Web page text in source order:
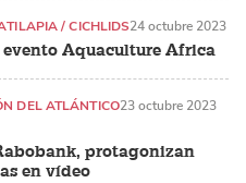
Aquaculture Africa
TILAPIA / CICHLIDS24 octubre 2023
protagonizan
en vídeo
DEL ATLÁNTICO23 octubre 2023